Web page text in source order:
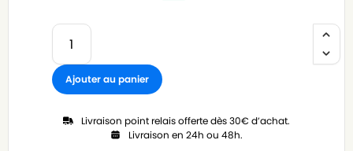
Ajouter au panier
Livraison point relais offerte dès 30€ d’achat.
Livraison en 24h ou 48h.